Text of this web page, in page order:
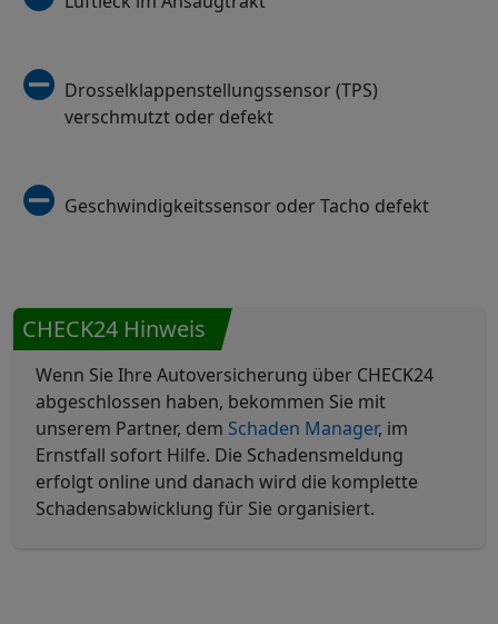
Drosselklappenstellungssensor (TPS)
verschmutzt oder defekt
Geschwindigkeitssensor oder Tacho defekt
CHECK24 Hinweis
Wenn Sie Ihre Autoversicherung über CHECK24
abgeschlossen haben, bekommen Sie mit
unserem Partner, dem Schaden Manager, im
Ernstfall sofort Hilfe. Die Schadensmeldung
erfolgt online und danach wird die komplette
Schadensabwicklung für Sie organisiert.